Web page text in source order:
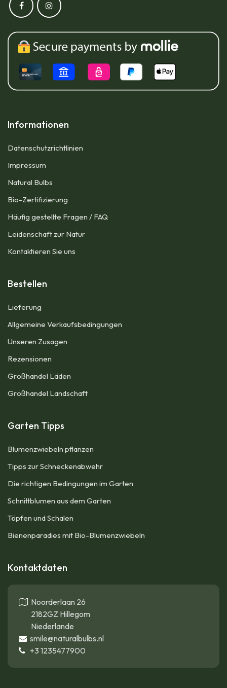
Informationen
Datenschutzrichtlinien
Impressum​
Natural Bulbs
Bio-Zertifizierung
Häufig gestellte Fragen / FAQ
Leidenschaft zur Natur
Kontaktieren Sie uns
Bestellen
Lieferung
Allgemeine Verkaufsbedingungen​
Unseren Zusagen
Rezensionen
Großhandel Läden
Großhandel Landschaft
Garten Tipps
Blumenzwiebeln pflanzen​
Tipps zur Schneckenabwehr
Die richtigen Bedingungen im Garten
Schnittblumen aus dem Garten
Töpfen und Schalen
Bienenparadies mit Bio-Blumenzwiebeln
Kontaktdaten
Noorderlaan 26
2182GZ Hillegom
Niederlande
smile@naturalbulbs.nl
+3 1235477900